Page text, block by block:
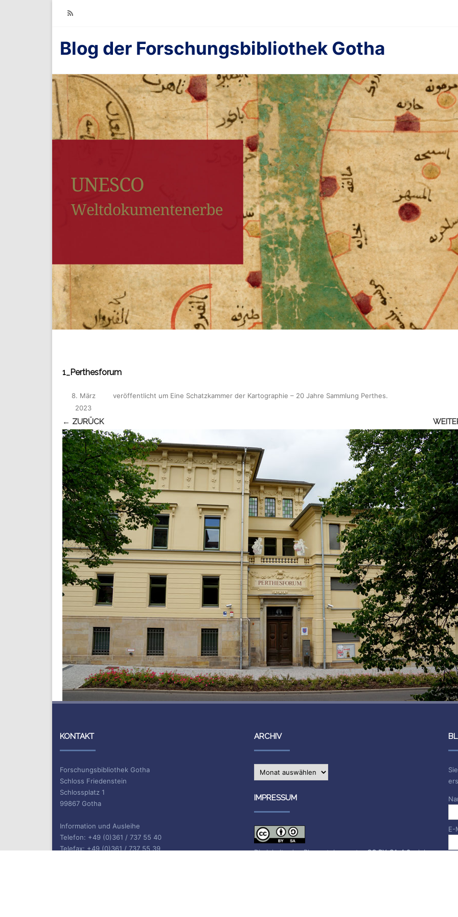
RSS
Blog der Forschungsbibliothek Gotha
1_Perthesforum
veröffentlicht
8. März
2023
um Eine Schatzkammer der Kartographie – 20 Jahre Sammlung Perthes.
← ZURÜCK
KONTAKT
Forschungsbibliothek Gotha
Schloss Friedenstein
Schlossplatz 1
99867 Gotha
Information und Ausleihe
Telefon: +49 (0)361 / 737 55 40
Telefax: +49 (0)361 / 737 55 39
ARCHIV
Archiv
IMPRESSUM
Die Inhalte des Blogs stehen unterCC BY-SA 4.0, siehe
E-